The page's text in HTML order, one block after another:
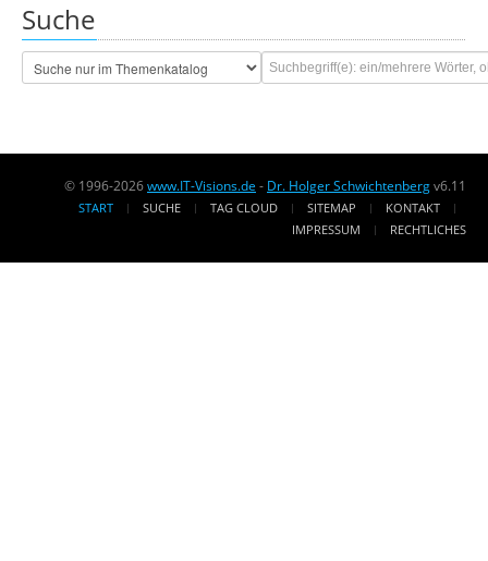
Suche
© 1996-2026www.IT-Visions.de - Dr. Holger Schwichtenbergv6.11
START SUCHE TAG CLOUD SITEMAP
KONTAKT
IMPRESSUM
RECHTLICHES